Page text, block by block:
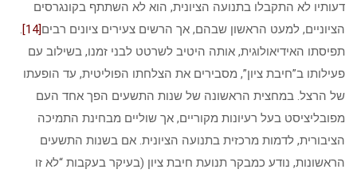
דעותיו לא התקבלו בתנועה הציונית, הוא לא השתתף בקונגרסים
הציוניים, למעט הראשון שבהם, אך הרשים צעירים ציונים רבים[14]
.
תפיסתו האידיאולוגית, אותה היטיב לשרטט לבני זמנו, בשילוב עם
פעילותו ב”חיבת ציון”, מסבירים את הצלחתו הפוליטית, עד הופעתו
של הרצל. במחצית הראשונה של שנות התשעים הפך אחד העם
מפובליציסט בעל רעיונות מקוריים, אך שוליים מבחינת התמיכה
הציבורית, לדמות מרכזית בתנועה הציונית. אם בשנות התשעים
הראשונות, נודע כמבקר תנועת חיבת ציון (בעיקר בעקבות “לא זו